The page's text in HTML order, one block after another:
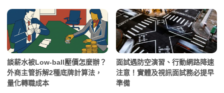
談薪水被Low-ball壓價怎麼辦？
外商主管拆解2種底牌計算法，
量化轉職成本
面試遇防空演習、行動網路降速
注意！實體及視訊面試務必提早
準備